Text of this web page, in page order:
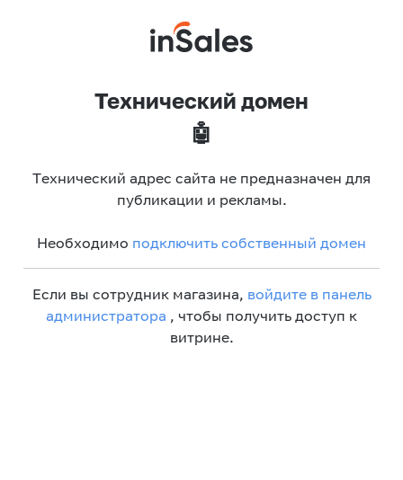
Технический домен
🤖
Технический адрес сайта не предназначен для
публикации и рекламы.
Необходимо подключить собственный домен
Если вы сотрудник магазина, войдите в панель
администратора , чтобы получить доступ к
витрине.